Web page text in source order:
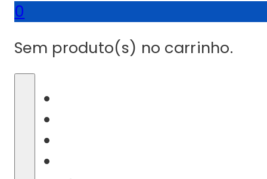
0
Sem produto(s) no carrinho.